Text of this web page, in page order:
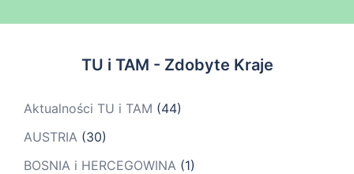
TU i TAM - Zdobyte Kraje
Aktualności TU i TAM (44)
AUSTRIA (30)
BOSNIA i HERCEGOWINA (1)